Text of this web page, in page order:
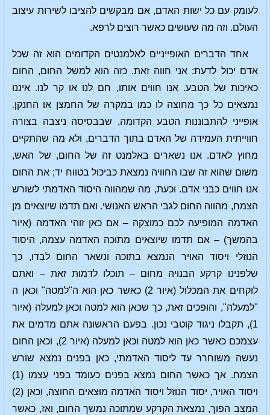
לעומק עם כל ישות האדם, אם מבקשים להציבו לשירות עיצוב
העולם. וזה מה שעושים כאשר רוצים לרפא.
אחד הדברים האופייניים לאלמנטים הקדומים הוא זה שכל
אדם יכול לדעת: אני חווה זאת. כזה הוא למשל החום, החום
כאיכות של הטבע. אנו חווים אותו, חם לנו או קר לנו. איננו
נמצאים כל כך מחוצה לו כמו במקרה של החמצן או החנקן.
אופייני להתבוננות הטבע הקדומה, שבבסיסה ניצבה בצורה
חווייתית העמידה של האדם בתוך הדברים, ולא מה שהתקיים
מחוץ לאדם. אנו נשארים באלמנט זה של החום, של האש,
משום שהוא זה שבו החוויה נמצאת כביכול בטווח יד; את החום
אנו חווים כבני אדם. וכעת, מה שמהווה היסוד האדמתי לשורש
הצמח, מהווה החום לגבי הראש האנושי. ואם תדמו שיוצאים מן
האדמה המופיעה לכם כמוצקה – אם כאן זוהי האדמה (איור
בהמשך) – אם תדמו שיוצאים מתוכה האדמה עצמה, היסוד
הנוזלי ויסוד האויר הנמצא בתוכה ונשאר החום לבדו, כך
שלפנינו קרקע הבנויה מחום – תוכלו לדמות זאת – ואתם
לוקחים את המכלול (איור 2) כאשר כאן הוא ה"למטה" וכאן ה
"למעלה", והופכים זאת, כך שכאן הוא למטה וכאן למעלה (איור
1), תקבלו ניגוד קוטבי נכון. בפעם הראשונה אתם מדמים את
עצמכם כאשר כאן הוא למטה וכאן למעלה (איור 2), וכאן החום
נעשה משוחרר עד ליסוד האדמתי, כאן בפנים נמצא שורש
הצמח. אך כאשר החום נמצא בפנים כעומד בפני עצמו (1)
ויסוד האויר, יסוד הנוזל ויסוד האדמה מוּצאים החוצה, וכאן (2)
המצב הפוך, נמצאת הקרקע שמתוכה נמשך החום, ואז, כאשר